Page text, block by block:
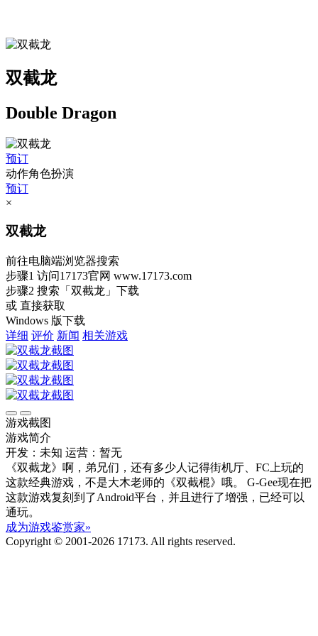
双截龙
Double Dragon
预订
动作角色扮演
预订
×
双截龙
前往电脑端浏览器搜索
步骤1 访问17173官网 www.17173.com
步骤2 搜索 「双截龙」 下载
或 直接获取
Windows 版下载
详细 评价 新闻 相关游戏
游戏截图
游戏简介
开发：未知 运营：暂无
《双截龙》啊，弟兄们，还有多少人记得街机厅、FC上玩的
这款经典游戏，不是大木老师的《双截棍》哦。 G-Gee现在把
这款游戏复刻到了Android平台，并且进行了增强，已经可以
通玩。
成为游戏鉴赏家»
Copyright © 2001-2026 17173. All rights reserved.